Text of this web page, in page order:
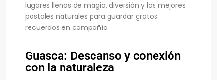
lugares llenos de magia, diversión y las mejores
postales naturales para guardar gratos
recuerdos en compañía.
Guasca: Descanso y conexión
con la naturaleza